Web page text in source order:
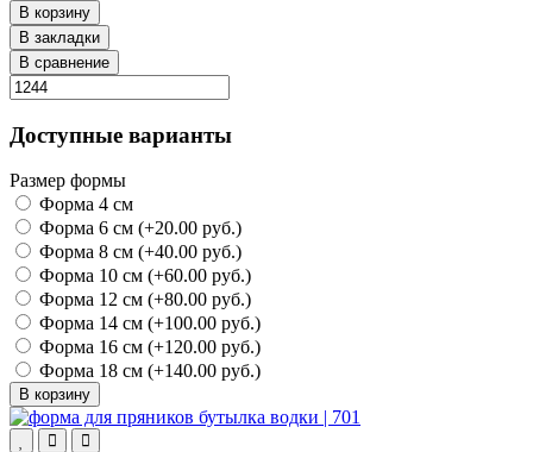
В корзину
В закладки
В сравнение
Доступные варианты
Размер формы
Форма 4 см
Форма 6 см (+20.00 руб.)
Форма 8 см (+40.00 руб.)
Форма 10 см (+60.00 руб.)
Форма 12 см (+80.00 руб.)
Форма 14 см (+100.00 руб.)
Форма 16 см (+120.00 руб.)
Форма 18 см (+140.00 руб.)
В корзину